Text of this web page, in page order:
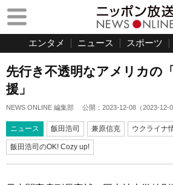
エンタメ ニュース スポーツ
先行き不透明なアメリカの
援」
NEWS ONLINE 編集部 公開： 2023-12-08 （2023-12-
ニュース 飯田浩司 兼原信克 ウクライナ
飯田浩司のOK! Cozy up!